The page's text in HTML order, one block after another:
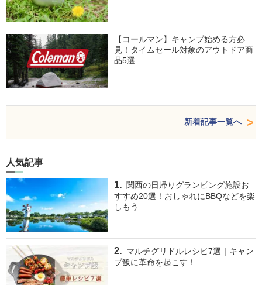
【コールマン】キャンプ始める方必
見！タイムセール対象のアウトドア商
品5選
新着記事一覧へ
人気記事
関西の日帰りグランピング施設お
すすめ20選！おしゃれにBBQなどを楽
しもう
マルチグリドルレシピ7選｜キャン
プ飯に革命を起こす！